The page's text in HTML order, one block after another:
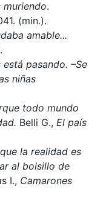
muriendo.
(min.).
amable...
pasando. –Se
niñas
todo mundo
Belli G., El país
la realidad es
al bolsillo de
I., Camarones